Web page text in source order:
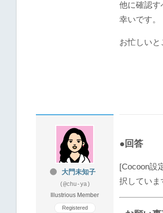
他に確認す
幸いです。
お忙しいと
大門未知子
(@chu-ya)
Illustrious Member
Registered
●回答
[Cocoon設
択していま